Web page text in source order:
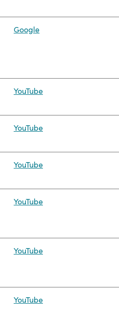
Google
YouTube
YouTube
YouTube
YouTube
YouTube
YouTube